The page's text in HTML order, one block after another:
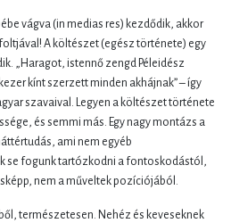
vágva (in medias res) kezdődik, akkor
A költészet (egész története) egy
„Haragot, istennő zengd Péleidész
kínt szerzett minden akhájnak” – így
szavaival. Legyen a költészet története
és semmi más. Egy nagy montázs a
ami nem egyéb
se fogunk tartózkodni a fontoskodástól,
nem a műveltek pozíciójából.
természetesen. Nehéz és keveseknek